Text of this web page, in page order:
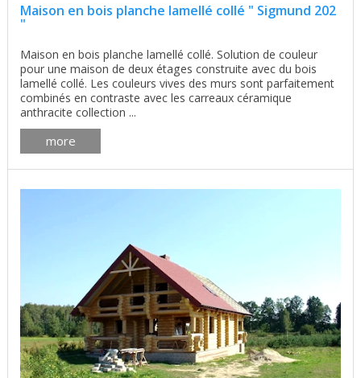
Maison en bois planche lamellé collé " Sigmund 202
"
Maison en bois planche lamellé collé. Solution de couleur
pour une maison de deux étages construite avec du bois
lamellé collé. Les couleurs vives des murs sont parfaitement
combinés en contraste avec les carreaux céramique
anthracite collection ...
more